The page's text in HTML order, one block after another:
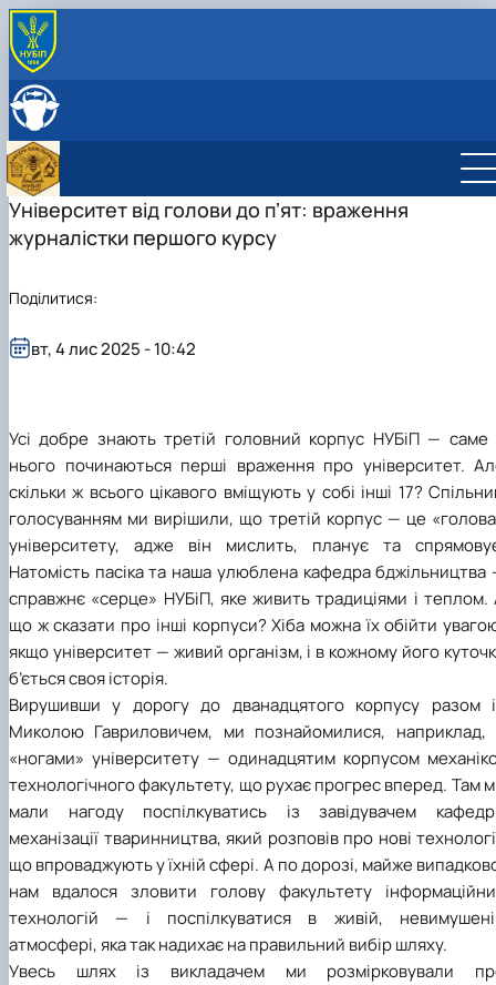
ПРО КАФЕДРУ
Можливості працевлаштування
ОСВІТНЯ ДІЯЛЬНІСТЬ
Робочі програми
Практика студентів
Сертифікатні курси
НАУКОВА ДІЯЛЬНІСТЬ
Наукова робота
Гурток "Бджільництво"
Звіт про роботу гуртка
МІЖНАРОЖНА ДІЯЛЬНІСТЬ
Університет від голови до пʼят: враження
журналістки першого курсу
Усі добре знають третій головний корпус НУБіП — саме
нього починаються перші враження про університет.
скільки ж всього цікавого вміщують у собі інші 17?
голосуванням ми вирішили, що третій корпус — це
університету, адже він мислить, планує та
Натомість пасіка та наша улюблена кафедра бджільництва
справжнє «серце» НУБіП, яке живить традиціями і теплом.
що ж сказати про інші корпуси? Хіба можна їх обійти
якщо університет — живий організм, і в кожному його
б’ється своя історія.
Вирушивши у дорогу до дванадцятого корпусу разом
Миколою Гавриловичем, ми познайомилися, наприклад,
«ногами» університету — одинадцятим корпусом
технологічного факультету, що рухає прогрес вперед. Там
мали нагоду поспілкуватись із завідувачем
механізації тваринництва, який розповів про нові
що впроваджують у їхній сфері. А по дорозі, майже
нам вдалося зловити голову факультету
технологій — і поспілкуватися в живій,
атмосфері, яка так надихає на правильний вибір шляху.
Увесь шлях із викладачем ми розмірковували
вт, 4 лис 2025 - 10:42
Поділитися: